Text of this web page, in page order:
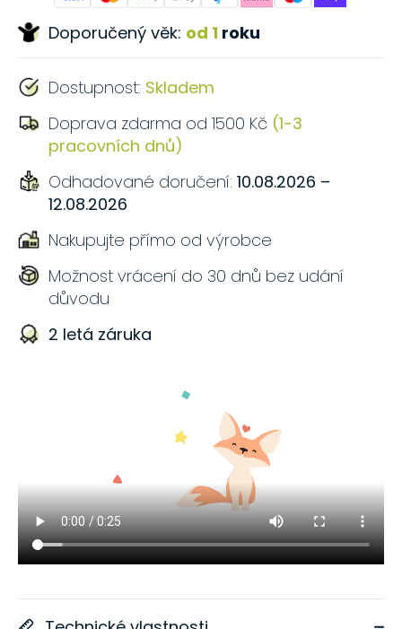
Doporučený věk: od 1 roku
Dostupnost: Skladem
Doprava zdarma od 1500 Kč (1-3
pracovních dnů)
Odhadované doručení: 10.08.2026 –
12.08.2026
Nakupujte přímo od výrobce
Možnost vrácení do 30 dnů bez udání
důvodu
2 letá záruka